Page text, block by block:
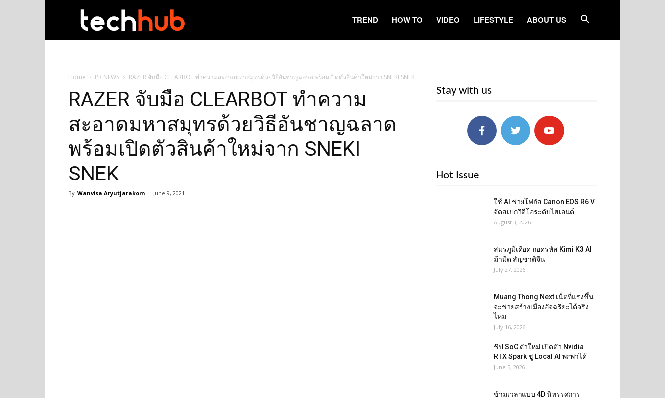
TREND HOW TO VIDEO LIFESTYLE ABOUT US
Home PR NEWS RAZER จับมือ CLEARBOT ทำความสะอาดมหาสมุทรด้วยวิธีอันชาญฉลาด พร้อมเปิดตัวสินค้าใหม่จาก SNEKI SNEK
RAZER จับมือ CLEARBOT ทำความ
สะอาดมหาสมุทรด้วยวิธีอันชาญฉลาด
พร้อมเปิดตัวสินค้าใหม่จาก SNEKI
SNEK
By Wanvisa Aryutjarakorn - June 9, 2021
Stay with us
Hot Issue
ใช้ AI ช่วยโฟกัส Canon EOS R6 V
จัดสเปกวิดีโอระดับไฮเอนด์
August 3, 2026
สมรภูมิเดือด ถอดรหัส Kimi K3 AI
ม้ามืด สัญชาติจีน
July 27, 2026
Muang Thong Next เน็ตที่แรงขึ้น
จะช่วยสร้างเมืองอัจฉริยะได้จริง
ไหม
July 16, 2026
ชิป SoC ตัวใหม่ เปิดตัว Nvidia
RTX Spark ชู Local AI พกพาได้
June 5, 2026
ข้ามเวลาแบบ 4D นิทรรศการ